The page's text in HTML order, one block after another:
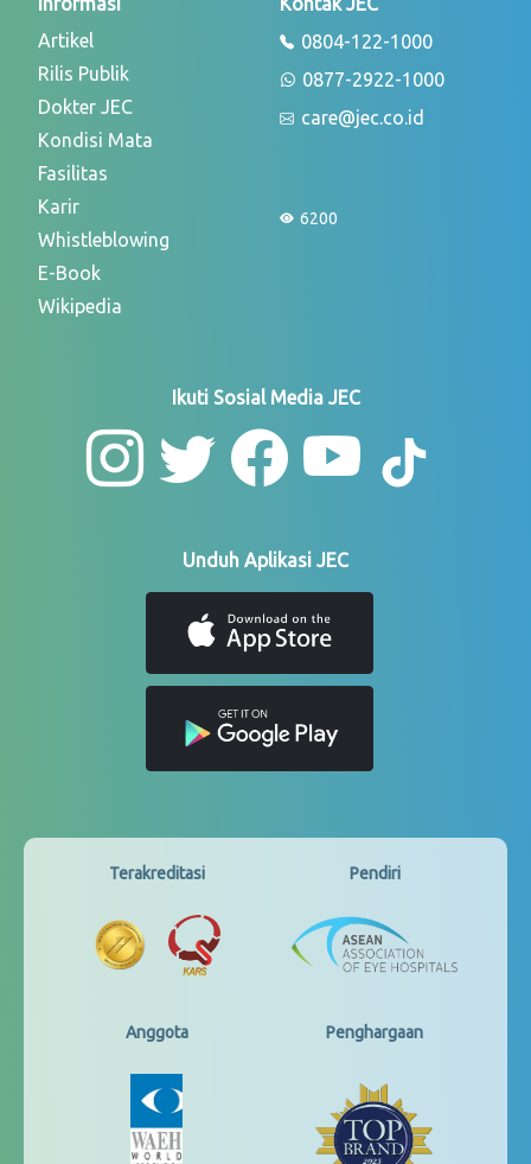
Artikel
Rilis Publik
Dokter JEC
Kondisi Mata
Fasilitas
Karir
Whistleblowing
E-Book
Wikipedia
0804-122-1000
0877-2922-1000
care@jec.co.id
6200
Ikuti Sosial Media JEC
Unduh Aplikasi JEC
Terakreditasi Pendiri
Anggota Penghargaan